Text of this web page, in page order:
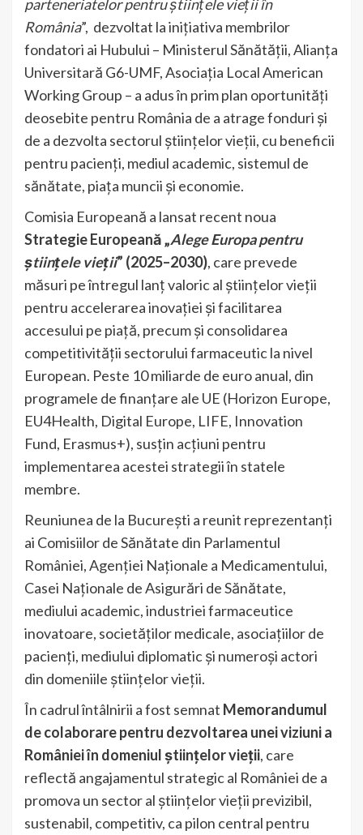
parteneriatelor pentru științele vieții în
România”, dezvoltat la inițiativa membrilor
fondatori ai Hubului – Ministerul Sănătății, Alianța
Universitară G6-UMF, Asociația Local American
Working Group – a adus în prim plan oportunități
deosebite pentru România de a atrage fonduri și
de a dezvolta sectorul științelor vieții, cu beneficii
pentru pacienți, mediul academic, sistemul de
sănătate, piața muncii și economie.
Comisia Europeană a lansat recent noua
Strategie Europeană „Alege Europa pentru
științele vieții” (2025–2030), care prevede
măsuri pe întregul lanț valoric al științelor vieții
pentru accelerarea inovației și facilitarea
accesului pe piață, precum și consolidarea
competitivității sectorului farmaceutic la nivel
European. Peste 10 miliarde de euro anual, din
programele de finanțare ale UE (Horizon Europe,
EU4Health, Digital Europe, LIFE, Innovation
Fund, Erasmus+), susțin acțiuni pentru
implementarea acestei strategii în statele
membre.
Reuniunea de la București a reunit reprezentanți
ai Comisiilor de Sănătate din Parlamentul
României, Agenției Naționale a Medicamentului,
Casei Naționale de Asigurări de Sănătate,
mediului academic, industriei farmaceutice
inovatoare, societăților medicale, asociațiilor de
pacienți, mediului diplomatic și numeroși actori
din domeniile științelor vieții.
În cadrul întâlnirii a fost semnat Memorandumul
de colaborare pentru dezvoltarea unei viziuni a
României în domeniul științelor vieții, care
reflectă angajamentul strategic al României de a
promova un sector al științelor vieții previzibil,
sustenabil, competitiv, ca pilon central pentru